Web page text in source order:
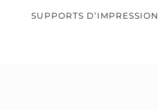
SUPPORTS D’IMPRESSION